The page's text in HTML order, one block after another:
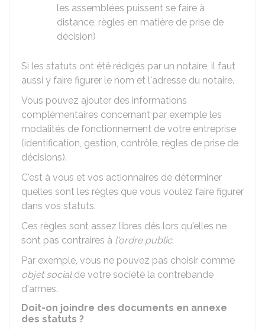
les assemblées puissent se faire à
distance, règles en matière de prise de
décision)
Si les statuts ont été rédigés par un notaire, il faut
aussi y faire figurer le nom et l'adresse du notaire.
Vous pouvez ajouter des informations
complémentaires concernant par exemple les
modalités de fonctionnement de votre entreprise
(identification, gestion, contrôle, règles de prise de
décisions).
C'est à vous et vos actionnaires de déterminer
quelles sont les règles que vous voulez faire figurer
dans vos statuts.
Ces règles sont assez libres dés lors qu'elles ne
sont pas contraires à l'ordre public.
Par exemple, vous ne pouvez pas choisir comme
objet socialde votre société la contrebande
d'armes.
Doit-on joindre des documents en annexe
des statuts ?